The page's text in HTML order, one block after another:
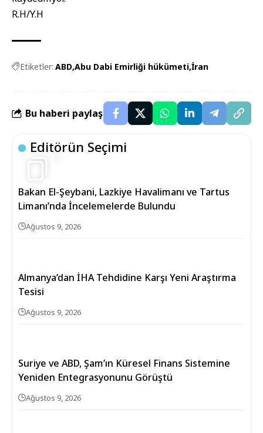
R.H/Y.H
Etiketler: ABD Abu Dabi Emirliği hükümeti İran
Bu haberi paylaş
Editörün Seçimi
Bakan El-Şeybani, Lazkiye Havalimanı ve Tartus
Limanı’nda İncelemelerde Bulundu
Ağustos 9, 2026
Almanya’dan İHA Tehdidine Karşı Yeni Araştırma
Tesisi
Ağustos 9, 2026
Suriye ve ABD, Şam’ın Küresel Finans Sistemine
Yeniden Entegrasyonunu Görüştü
Ağustos 9, 2026